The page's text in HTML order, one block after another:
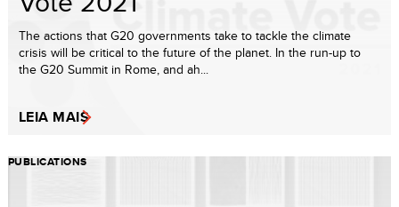
The actions that G20 governments take to tackle the climate
crisis will be critical to the future of the planet. In the run-up to
the G20 Summit in Rome, and ah...
LEIA MAIS
PUBLICATIONS